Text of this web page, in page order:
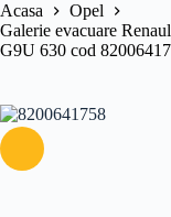
Acasa
Opel
Galerie evacuare
G9U 630 cod